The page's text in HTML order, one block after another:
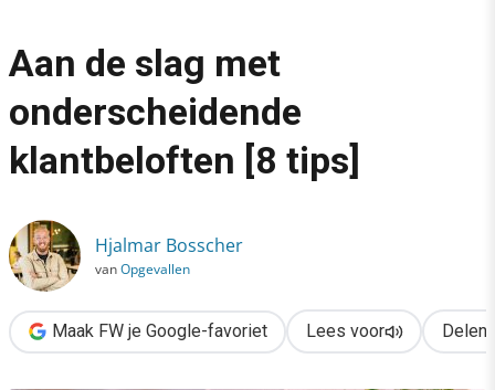
Klantcontact & CX
›
Aan de slag met onderscheidende klantbeloften [8 tips]
Aan de slag met
onderscheidende
klantbeloften [8 tips]
Hjalmar Bosscher
vanOpgevallen
Maak FW je Google-favoriet Lees voor Delen